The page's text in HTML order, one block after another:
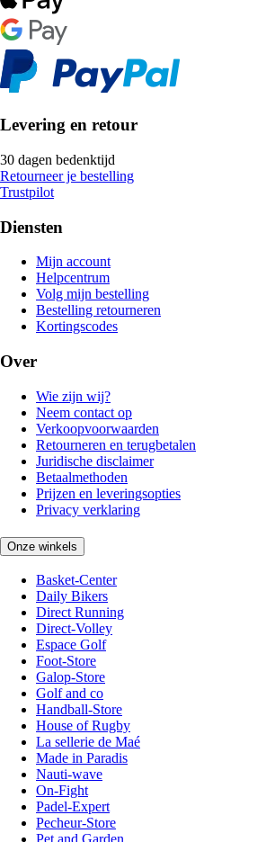
Levering en retour
30 dagen bedenktijd
Retourneer je bestelling
Trustpilot
Diensten
Mijn account
Helpcentrum
Volg mijn bestelling
Bestelling retourneren
Kortingscodes
Over
Wie zijn wij?
Neem contact op
Verkoopvoorwaarden
Retourneren en terugbetalen
Juridische disclaimer
Betaalmethoden
Prijzen en leveringsopties
Privacy verklaring
Onze winkels
Basket-Center
Daily Bikers
Direct Running
Direct-Volley
Espace Golf
Foot-Store
Galop-Store
Golf and co
Handball-Store
House of Rugby
La sellerie de Maé
Made in Paradis
Nauti-wave
On-Fight
Padel-Expert
Pecheur-Store